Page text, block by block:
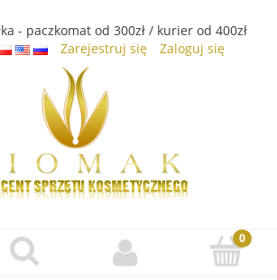
- paczkomat od 300zł / kurier od 400zł
Zarejestruj się Zaloguj się